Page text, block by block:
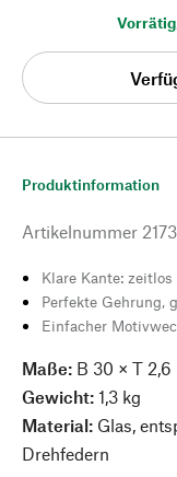
Vorrätig
Produktinformation
Artikelnummer
Klare Kante:
Perfekte Gehrung,
Einfacher
Maße: B 30 × T
Gewicht: 1,3 kg
Material: Glas,
Drehfedern